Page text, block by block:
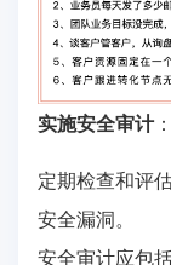
实施安全审计：
定期检查和评
安全漏洞。
安全审计应包